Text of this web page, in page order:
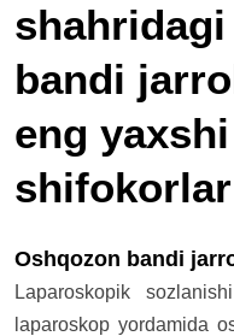
bandi
eng
shifokorlar
Oshqozon bandi
Laparoskopik
laparoskop yordamida